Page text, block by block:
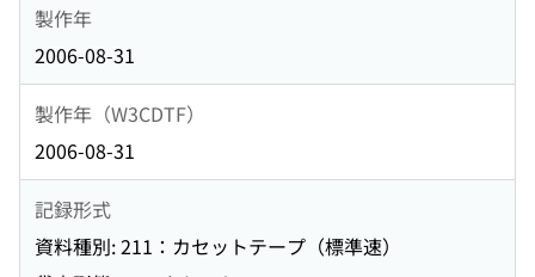
製作年
2006-08-31
製作年（W3CDTF）
2006-08-31
記録形式
資料種別: 211：カセットテープ（標準速）